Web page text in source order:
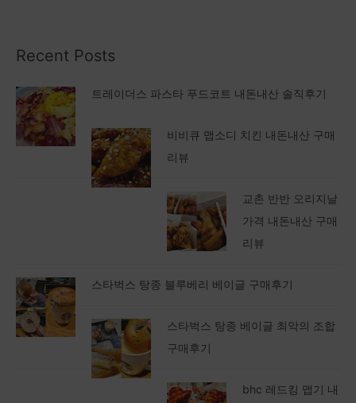
Recent Posts
트레이더스 파스타 푸드코트 내돈내산 솔직후기
비비큐 맵소디 치킨 내돈내산 구매
리뷰
교촌 반반 오리지날
가격 내돈내산 구매
리뷰
스타벅스 탕종 블루베리 베이글 구매후기
스타벅스 탕종 베이글 최악의 조합
구매후기
bhc 레드킹 맵기 내